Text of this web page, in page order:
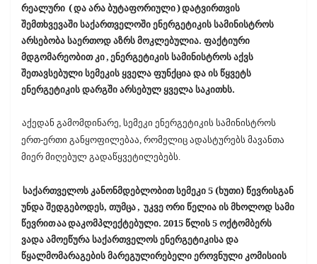
რეალური (და არა ბუტაფორიული)დატვირთვის
შემთხვევაში საქართველოში ენერგეტიკის სამინისტროს
არსებობა საერთოდ აზრს მოკლებულია. ფაქტიური
მდგომარეობით კი, ენერგეტიკის სამინისტროს აქვს
შეთავსებული სემეკის ყველა ფუნქცია და ის წყვეტს
ენერგეტიკის დარგში არსებულ ყველა საკითხს.
აქედან გამომდინარე, სემეკი ენერგეტიკის სამინისტროს
ერთ-ერთი განყოფილებაა, რომელიც ადასტურებს მავანთა
მიერ მიღებულ გადაწყვეტილებებს.
საქართველოს კანონმდებლობით სემეკი 5 (ხუთი) წევრისგან
უნდა შედგებოდეს, თუმცა, უკვე ორი წელია ის მხოლოდ სამი
წევრითაადაკომპლექტებული. 2015 წლის 5 ოქტომბერს
ვადა ამოეწურა საქართველოს ენერგეტიკისა და
წყალმომარაგების მარეგულირებელი ეროვნული კომისიის